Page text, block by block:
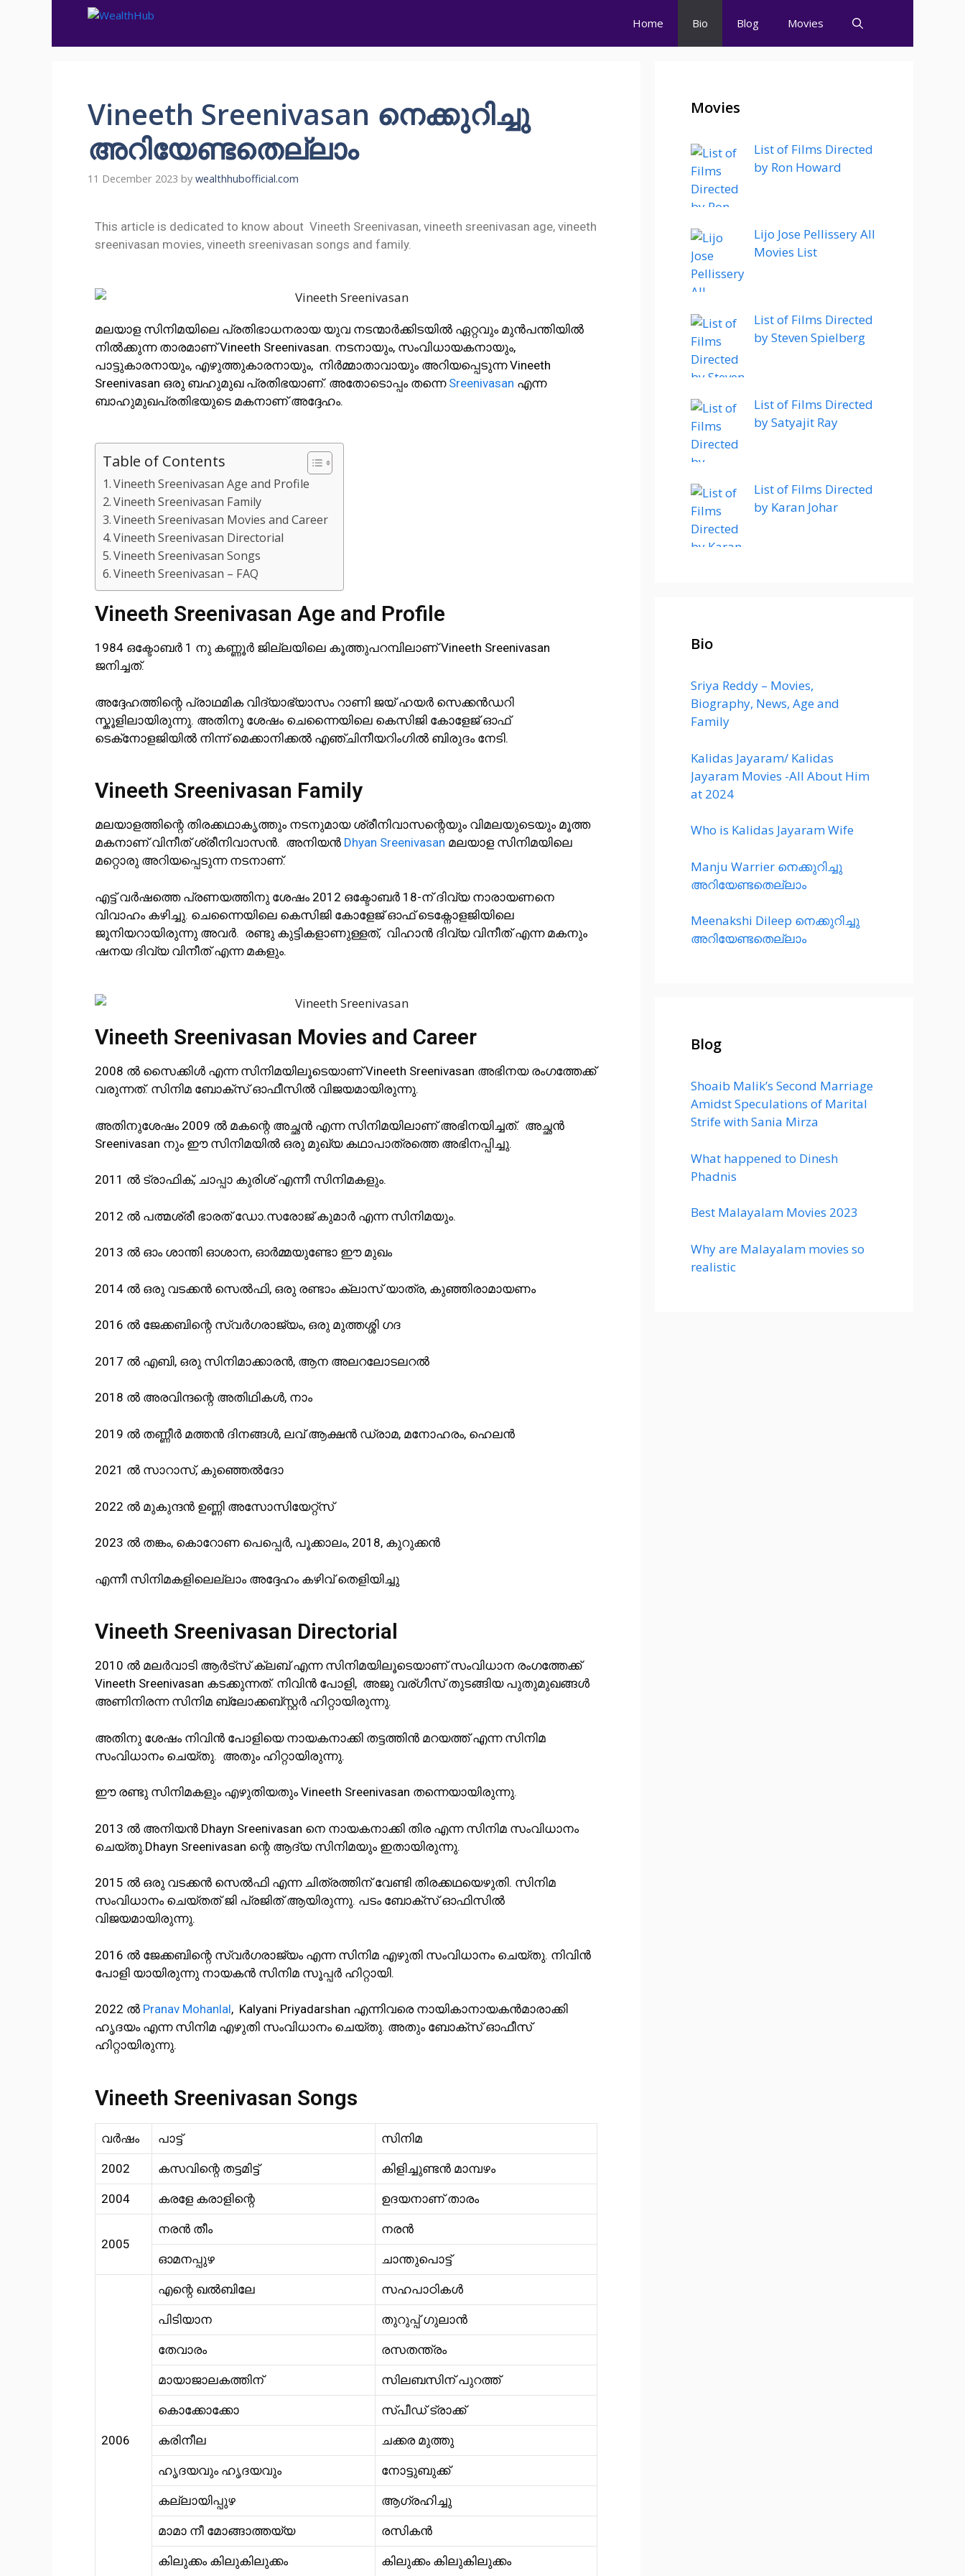
Home Bio Blog Movies
Vineeth Sreenivasan നെക്കുറിച്ചു
അറിയേണ്ടതെല്ലാം
11 December 2023 by wealthhubofficial.com
This article is dedicated to know about Vineeth Sreenivasan, vineeth sreenivasan age, vineeth
sreenivasan movies, vineeth sreenivasan songs and family.
മലയാള സിനിമയിലെ പ്രതിഭാധനരായ യുവ നടന്മാർക്കിടയിൽ ഏറ്റവും മുൻപന്തിയിൽ
നിൽക്കുന്ന താരമാണ് Vineeth Sreenivasan. നടനായും, സംവിധായകനായും,
പാട്ടുകാരനായും, എഴുത്തുകാരനായും, നിർമ്മാതാവായും അറിയപ്പെടുന്ന Vineeth
Sreenivasan ഒരു ബഹുമുഖ പ്രതിഭയാണ്. അതോടൊപ്പം തന്നെ Sreenivasan എന്ന
ബാഹുമുഖപ്രതിഭയുടെ മകനാണ് അദ്ദേഹം.
Table of Contents
Vineeth Sreenivasan Age and Profile
Vineeth Sreenivasan Family
Vineeth Sreenivasan Movies and Career
Vineeth Sreenivasan Directorial
Vineeth Sreenivasan Songs
Vineeth Sreenivasan – FAQ
Vineeth Sreenivasan Age and Profile
1984 ഒക്ടോബർ 1 നു കണ്ണൂർ ജില്ലയിലെ കൂത്തുപറമ്പിലാണ് Vineeth Sreenivasan
ജനിച്ചത്.
അദ്ദേഹത്തിന്റെ പ്രാഥമിക വിദ്യാഭ്യാസം റാണി ജയ് ഹയർ സെക്കൻഡറി
സ്കൂളിലായിരുന്നു. അതിനു ശേഷം ചെന്നൈയിലെ കെസിജി കോളേജ് ഓഫ്
ടെക്‌നോളജിയിൽ നിന്ന് മെക്കാനിക്കൽ എഞ്ചിനീയറിംഗിൽ ബിരുദം നേടി.
Vineeth Sreenivasan Family
മലയാളത്തിന്റെ തിരക്കഥാകൃത്തും നടനുമായ ശ്രീനിവാസന്റെയും വിമലയുടെയും മൂത്ത
മകനാണ് വിനീത് ശ്രീനിവാസൻ. അനിയൻ Dhyan Sreenivasan മലയാള സിനിമയിലെ
മറ്റൊരു അറിയപ്പെടുന്ന നടനാണ്.
എട്ട് വർഷത്തെ പ്രണയത്തിനു ശേഷം 2012 ഒക്ടോബർ 18-ന് ദിവ്യ നാരായണനെ
വിവാഹം കഴിച്ചു. ചെന്നൈയിലെ കെസിജി കോളേജ് ഓഫ് ടെക്നോളജിയിലെ
ജൂനിയറായിരുന്നു അവർ. രണ്ടു കുട്ടികളാണുള്ളത്, വിഹാൻ ദിവ്യ വിനീത് എന്ന മകനും
ഷനയ ദിവ്യ വിനീത് എന്ന മകളും.
Vineeth Sreenivasan Movies and Career
2008 ൽ സൈക്കിൾ എന്ന സിനിമയിലൂടെയാണ് Vineeth Sreenivasan അഭിനയ രംഗത്തേക്ക്
വരുന്നത്. സിനിമ ബോക്സ് ഓഫീസിൽ വിജയമായിരുന്നു.
അതിനുശേഷം 2009 ൽ മകന്റെ അച്ഛൻ എന്ന സിനിമയിലാണ് അഭിനയിച്ചത്. അച്ഛൻ
Sreenivasan നും ഈ സിനിമയിൽ ഒരു മുഖ്യ കഥാപാത്രത്തെ അഭിനപ്പിച്ചു.
2011 ൽ ട്രാഫിക്, ചാപ്പാ കുരിശ് എന്നീ സിനിമകളും.
2012 ൽ പത്മശ്രീ ഭാരത് ഡോ.സരോജ് കുമാർ എന്ന സിനിമയും.
2013 ൽ ഓം ശാന്തി ഓശാന, ഓർമ്മയുണ്ടോ ഈ മുഖം
2014 ൽ ഒരു വടക്കൻ സെൽഫി, ഒരു രണ്ടാം ക്ലാസ് യാത്ര, കുഞ്ഞിരാമായണം
2016 ൽ ജേക്കബിന്റെ സ്വർഗരാജ്യം, ഒരു മുത്തശ്ശി ഗദ
2017 ൽ എബി, ഒരു സിനിമാക്കാരൻ, ആന അലറലോടലറൽ
2018 ൽ അരവിന്ദന്റെ അതിഥികൾ, നാം
2019 ൽ തണ്ണീർ മത്തൻ ദിനങ്ങൾ, ലവ് ആക്ഷൻ ഡ്രാമ, മനോഹരം, ഹെലൻ
2021 ൽ സാറാസ്, കുഞ്ഞെൽദോ
2022 ൽ മുകുന്ദൻ ഉണ്ണി അസോസിയേറ്റ്സ്
2023 ൽ തങ്കം, കൊറോണ പെപ്പെർ, പൂക്കാലം, 2018, കുറുക്കൻ
എന്നീ സിനിമകളിലെല്ലാം അദ്ദേഹം കഴിവ് തെളിയിച്ചു
Vineeth Sreenivasan Directorial
2010 ൽ മലർവാടി ആർട്സ് ക്ലബ് എന്ന സിനിമയിലൂടെയാണ് സംവിധാന രംഗത്തേക്ക്
Vineeth Sreenivasan കടക്കുന്നത്. നിവിൻ പോളി, അജു വര്ഗീസ് തുടങ്ങിയ പുതുമുഖങ്ങൾ
അണിനിരന്ന സിനിമ ബ്ലോക്കബ്സ്റ്റർ ഹിറ്റായിരുന്നു.
അതിനു ശേഷം നിവിൻ പോളിയെ നായകനാക്കി തട്ടത്തിൻ മറയത്ത് എന്ന സിനിമ
സംവിധാനം ചെയ്തു. അതും ഹിറ്റായിരുന്നു.
ഈ രണ്ടു സിനിമകളും എഴുതിയതും Vineeth Sreenivasan തന്നെയായിരുന്നു.
2013 ൽ അനിയൻ Dhayn Sreenivasan നെ നായകനാക്കി തിര എന്ന സിനിമ സംവിധാനം
ചെയ്തു.Dhayn Sreenivasan ന്റെ ആദ്യ സിനിമയും ഇതായിരുന്നു.
2015 ൽ ഒരു വടക്കൻ സെൽഫി എന്ന ചിത്രത്തിന് വേണ്ടി തിരക്കഥയെഴുതി. സിനിമ
സംവിധാനം ചെയ്തത് ജി പ്രജിത് ആയിരുന്നു. പടം ബോക്സ് ഓഫിസിൽ
വിജയമായിരുന്നു.
2016 ൽ ജേക്കബിന്റെ സ്വർഗരാജ്യം എന്ന സിനിമ എഴുതി സംവിധാനം ചെയ്തു. നിവിൻ
പോളി യായിരുന്നു നായകൻ സിനിമ സൂപ്പർ ഹിറ്റായി.
2022 ൽ Pranav Mohanlal, Kalyani Priyadarshan എന്നിവരെ നായികാനായകൻമാരാക്കി
ഹൃദയം എന്ന സിനിമ എഴുതി സംവിധാനം ചെയ്തു. അതും ബോക്സ് ഓഫീസ്
ഹിറ്റായിരുന്നു.
Vineeth Sreenivasan Songs
വർഷം പാട്ട് സിനിമ
2002 കസവിന്റെ തട്ടമിട്ട് കിളിച്ചുണ്ടൻ മാമ്പഴം
2004 കരളേ കരാളിന്റെ ഉദയനാണ് താരം
2005
നരൻ തീം നരൻ
ഓമനപ്പുഴ ചാന്തുപൊട്ട്
2006
എന്റെ ഖൽബിലേ സഹപാഠികൾ
പിടിയാന തുറുപ്പ് ഗുലാൻ
തേവാരം രസതന്ത്രം
മായാജാലകത്തിന് സിലബസിന് പുറത്ത്
കൊക്കോക്കോ സ്പീഡ് ട്രാക്ക്
കരിനീല ചക്കര മുത്തു
ഹൃദയവും ഹൃദയവും നോട്ടുബുക്ക്
കല്ലായിപ്പുഴ ആഗ്രഹിച്ചു
മാമാ നീ മോങ്ങാത്തയ്യ രസികൻ
കിലുക്കം കിലുകിലുക്കം കിലുക്കം കിലുകിലുക്കം
Movies
List of Films Directed
by Ron Howard
Lijo Jose Pellissery All
Movies List
List of Films Directed
by Steven Spielberg
List of Films Directed
by Satyajit Ray
List of Films Directed
by Karan Johar
Bio
Sriya Reddy – Movies,
Biography, News, Age and
Family
Kalidas Jayaram/ Kalidas
Jayaram Movies -All About Him
at 2024
Who is Kalidas Jayaram Wife
Manju Warrier നെക്കുറിച്ചു
അറിയേണ്ടതെല്ലാം
Meenakshi Dileep നെക്കുറിച്ചു
അറിയേണ്ടതെല്ലാം
Blog
Shoaib Malik’s Second Marriage
Amidst Speculations of Marital
Strife with Sania Mirza
What happened to Dinesh
Phadnis
Best Malayalam Movies 2023
Why are Malayalam movies so
realistic